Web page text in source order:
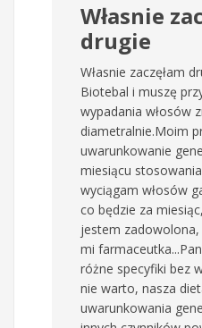
Własnie
drugie
Własnie zaczęłam
Biotebal i muszę
wypadania włosów
diametralnie.Moim
uwarunkowanie
miesiącu
wyciągam włosów
co będzie za
jestem zadowolona,
mi
różne specyfiki bez
nie warto, nasza
uwarunkowania